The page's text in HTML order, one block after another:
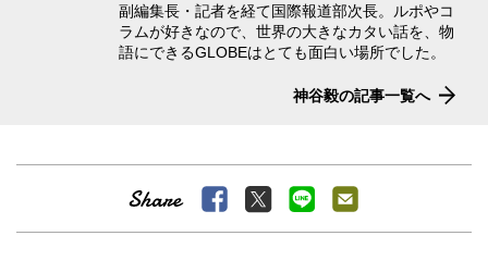
副編集長・記者を経て国際報道部次長。ルポやコ
ラムが好きなので、世界の大きなカタい話を、物
語にできるGLOBEはとても面白い場所でした。
神谷毅の記事一覧へ